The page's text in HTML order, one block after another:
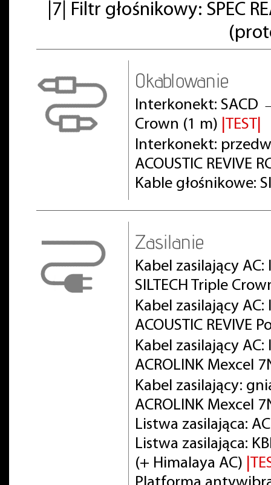
|7| Filtr głośnikowy: SPEC
Okablowanie
Interkonekt: SACD
Crown (1 m)
|TEST|
Interkonekt:
ACOUSTIC REVIVE
Kable głośnikowe:
Zasilanie
Kabel zasilający
SILTECH Triple
Kabel zasilający
ACOUSTIC REVIVE
Kabel zasilający
ACROLINK Mexcel
Kabel zasilający:
ACROLINK Mexcel
Listwa zasilająca:
Listwa zasilająca:
(+ Himalaya AC)